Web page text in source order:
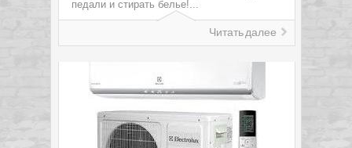
педали и стирать белье!...
Читать далее